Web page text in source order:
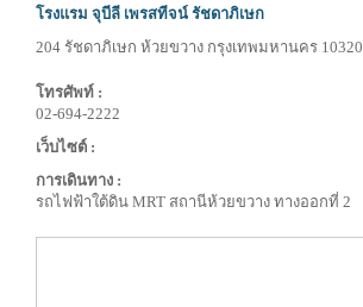
โรงแรม จุบีลี เพรสทีจน์ รัชดาภิเษก
204 รัชดาภิเษก ห้วยขวาง กรุงเทพมหานคร 10320
โทรศัพท์ :
02-694-2222
เว็บไซต์ :
การเดินทาง :
รถไฟฟ้าใต้ดิน MRT สถานีห้วยขวาง ทางออกที่ 2